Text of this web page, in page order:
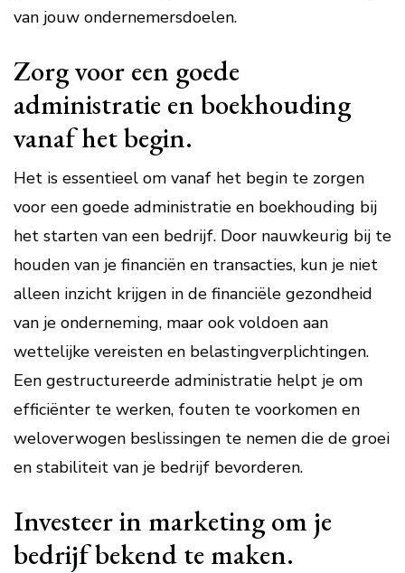
van jouw ondernemersdoelen.
Zorg voor een goede
administratie en boekhouding
vanaf het begin.
Het is essentieel om vanaf het begin te zorgen
voor een goede administratie en boekhouding bij
het starten van een bedrijf. Door nauwkeurig bij te
houden van je financiën en transacties, kun je niet
alleen inzicht krijgen in de financiële gezondheid
van je onderneming, maar ook voldoen aan
wettelijke vereisten en belastingverplichtingen.
Een gestructureerde administratie helpt je om
efficiënter te werken, fouten te voorkomen en
weloverwogen beslissingen te nemen die de groei
en stabiliteit van je bedrijf bevorderen.
Investeer in marketing om je
bedrijf bekend te maken.